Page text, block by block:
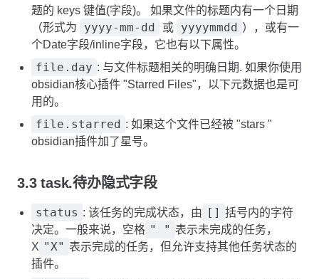
题的 keys 键值(字段)。 如果文件的标题内有一个日期
（形式为
yyyy-mm-dd 或 yyyymmdd ），或有一
个Date字段/inline字段，它也有以下属性。
file.day : 与文件标题相关的明确日期. 如果你使用
obsidian核心插件 "Starred Files"，以下元数据也是可
用的。
file.starred : 如果这个文件已经被 "stars "
obsidian插件加了星号。
3.3 task.待办隐式字段
status : 该任务的完成状态，由 [] 括号内的字符
决定。一般来说，空格 " " 表示未完成的任务，
X "X" 表示完成的任务，但允许支持其他任务状态的
插件。